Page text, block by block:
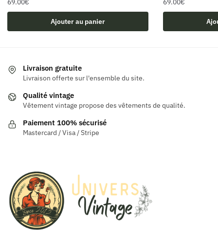
69.00€
Ajouter au panier
69.00€
Livraison gratuite
Livraison offerte sur l'ensemble du site.
Qualité vintage
Vêtement vintage propose des vêtements de qualité.
Paiement 100% sécurisé
Mastercard / Visa / Stripe